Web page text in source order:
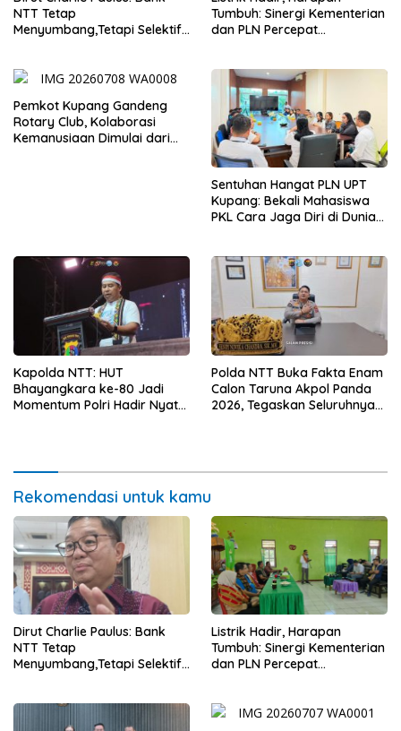
NTT Tetap
Menyumbang,Tetapi Selektif
Tumbuh: Sinergi Kementerian
dan PLN Percepat
Pemkot Kupang Gandeng
Rotary Club, Kolaborasi
Kemanusiaan Dimulai dari
Sentuhan Hangat PLN UPT
Kupang: Bekali Mahasiswa
PKL Cara Jaga Diri di Dunia
Kapolda NTT: HUT
Bhayangkara ke-80 Jadi
Momentum Polri Hadir Nyata
Polda NTT Buka Fakta Enam
Calon Taruna Akpol Panda
2026, Tegaskan Seluruhnya
Rekomendasi untuk kamu
Dirut Charlie Paulus: Bank
NTT Tetap
Menyumbang,Tetapi Selektif
Listrik Hadir, Harapan
Tumbuh: Sinergi Kementerian
dan PLN Percepat